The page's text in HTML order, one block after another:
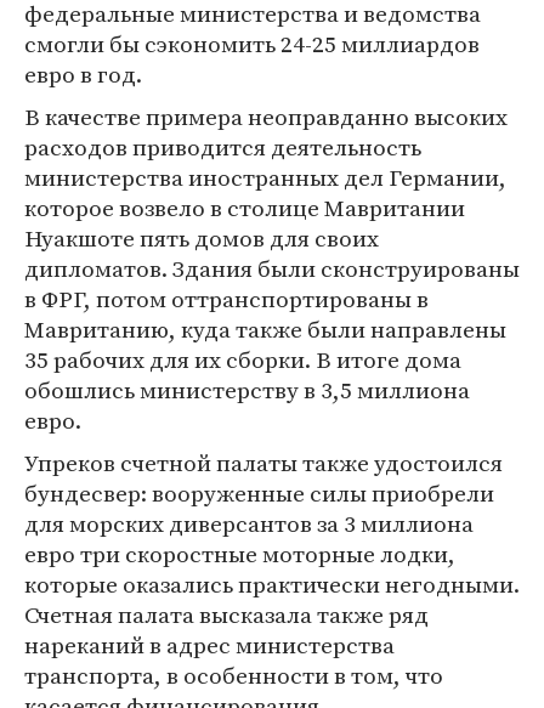
федеральные министерства и ведомства
смогли бы сэкономить 24-25 миллиардов
евро в год.
В качестве примера неоправданно высоких
расходов приводится деятельность
министерства иностранных дел Германии,
которое возвело в столице Мавритании
Нуакшоте пять домов для своих
дипломатов. Здания были сконструированы
в ФРГ, потом оттранспортированы в
Мавританию, куда также были направлены
35 рабочих для их сборки. В итоге дома
обошлись министерству в 3,5 миллиона
евро.
Упреков счетной палаты также удостоился
бундесвер: вооруженные силы приобрели
для морских диверсантов за 3 миллиона
евро три скоростные моторные лодки,
которые оказались практически негодными.
Счетная палата высказала также ряд
нареканий в адрес министерства
транспорта, в особенности в том, что